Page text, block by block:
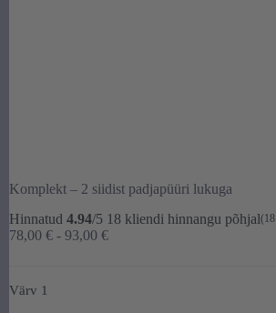
Komplekt – 2 siidist padjapüüri lukuga
Hinnatud 4.94/5 18 kliendi hinnangu põhjal(18
78,00 € - 93,00 €Hinnavahemik:
Värv 1